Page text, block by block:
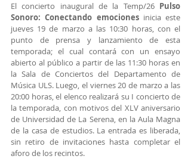
El concierto inaugural de la Temp/26 Pulso
Sonoro: Conectando emociones inicia este
jueves 19 de marzo a las 10:30 horas, con el
punto de prensa y lanzamiento de esta
temporada; el cual contará con un ensayo
abierto al público a partir de las 11:30 horas en
la Sala de Conciertos del Departamento de
Música ULS. Luego, el viernes 20 de marzo a las
20:00 horas, el elenco realizará su I concierto de
la temporada, con motivos del XLV aniversario
de Universidad de La Serena, en la Aula Magna
de la casa de estudios. La entrada es liberada,
sin retiro de invitaciones hasta completar el
aforo de los recintos.